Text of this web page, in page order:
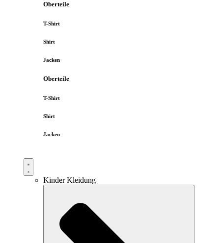
Oberteile
T-Shirt
Shirt
Jacken
Oberteile
T-Shirt
Shirt
Jacken
Kinder Kleidung